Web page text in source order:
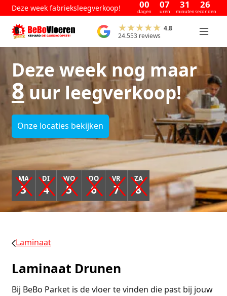
Deze week fabrieksleegverkoop! 00
dagen
07
uren
31
minuten
25
seconden
4.8
24.553 reviews
Deze week nog maar
8uur leegverkoop!
Onze locaties bekijken
MA
3
DI
4
WO
5
DO
6
VR
7
ZA
8
Laminaat
Laminaat Drunen
Bij BeBo Parket is de vloer te vinden die past bij jouw